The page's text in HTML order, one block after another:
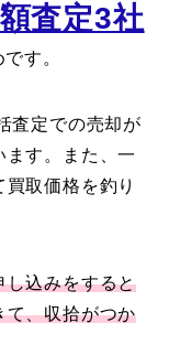
査定3社
す。
査定での売却が
す。また、一
取価格を釣り
し込みをすると
て、収拾がつか